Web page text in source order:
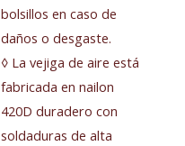
bolsillos en caso de
daños o desgaste.
◊ La vejiga de aire está
fabricada en nailon
420D duradero con
soldaduras de alta